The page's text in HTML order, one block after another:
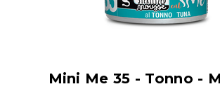
Mini Me 35 - Tonno -